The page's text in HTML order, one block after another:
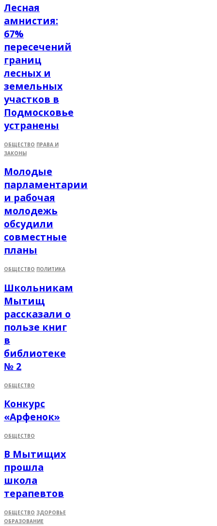
Лесная
амнистия:
67%
пересечений
границ
лесных и
земельных
участков в
Подмосковье
устранены
ОБЩЕСТВО ПРАВА И
ЗАКОНЫ
Молодые
парламентарии
и рабочая
молодежь
обсудили
совместные
планы
ОБЩЕСТВО ПОЛИТИКА
Школьникам
Мытищ
рассказали о
пользе книг
в
библиотеке
№ 2
ОБЩЕСТВО
Конкурс
«Арфенок»
ОБЩЕСТВО
В Мытищих
прошла
школа
терапевтов
ОБЩЕСТВО ЗДОРОВЬЕ
ОБРАЗОВАНИЕ